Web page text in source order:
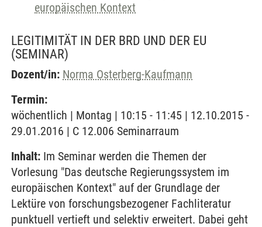
europäischen Kontext
LEGITIMITÄT IN DER BRD UND DER EU
(SEMINAR)
Dozent/in: Norma Osterberg-Kaufmann
Termin:
wöchentlich | Montag | 10:15 - 11:45 | 12.10.2015 -
29.01.2016 | C 12.006 Seminarraum
Inhalt: Im Seminar werden die Themen der
Vorlesung "Das deutsche Regierungssystem im
europäischen Kontext" auf der Grundlage der
Lektüre von forschungsbezogener Fachliteratur
punktuell vertieft und selektiv erweitert. Dabei geht